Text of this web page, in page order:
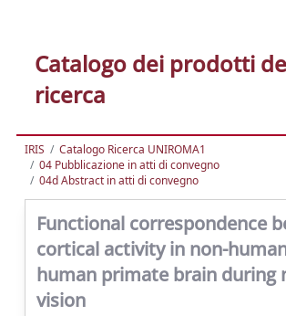
Catalogo dei prodotti
ricerca
IRIS
Catalogo Ricerca UNIROMA1
04 Pubblicazione in atti di convegno
04d Abstract in atti di convegno
Functional correspondence
cortical activity in non-
human primate brain during
vision